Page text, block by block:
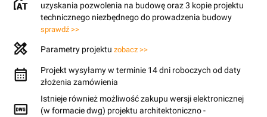
uzyskania pozwolenia na budowę oraz 3 kopie projektu
technicznego niezbędnego do prowadzenia budowy
sprawdź >>
Parametry projektu zobacz >>
Projekt wysyłamy w terminie 14 dni roboczych od daty
złożenia zamówienia
Istnieje również możliwość zakupu wersji elektronicznej
(w formacie dwg) projektu architektoniczno -